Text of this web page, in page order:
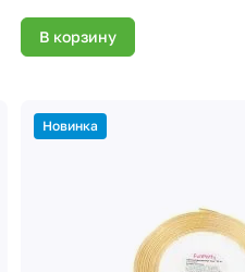
В корзину
Новинка